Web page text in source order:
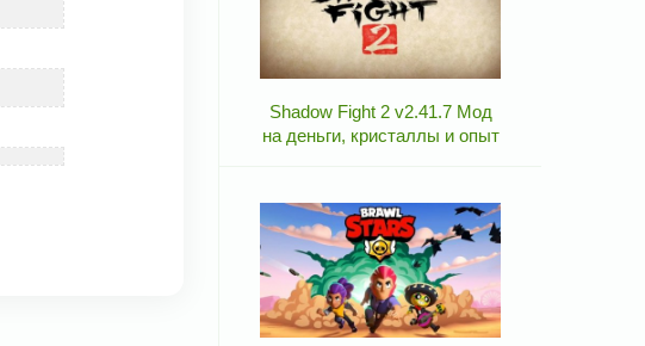
Shadow Fight 2 v2.41.7 Мод
на деньги, кристаллы и опыт